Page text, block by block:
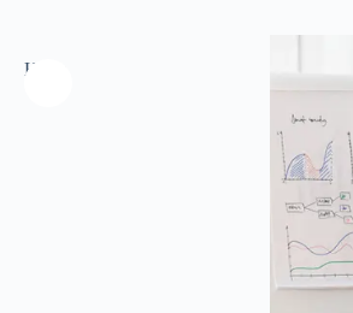
Ново